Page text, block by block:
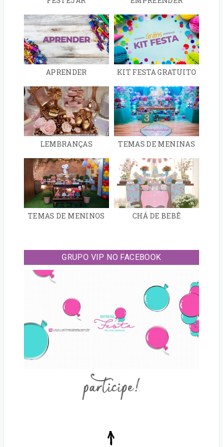
APRENDER KIT FESTA GRATUITO
LEMBRANÇAS TEMAS DE MENINAS
TEMAS DE MENINOS CHÁ DE BEBÊ
GRUPO VIP NO FACEBOOK
participe!